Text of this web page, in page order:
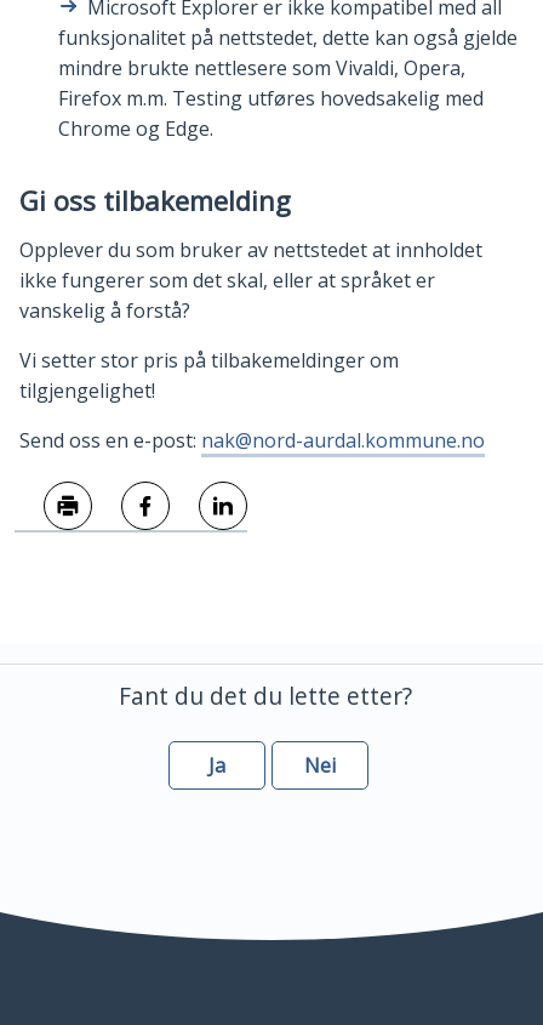
Microsoft Explorer er ikke kompatibel med all
funksjonalitet på nettstedet, dette kan også gjelde
mindre brukte nettlesere som Vivaldi, Opera,
Firefox m.m. Testing utføres hovedsakelig med
Chrome og Edge.
Gi oss tilbakemelding
Opplever du som bruker av nettstedet at innholdet
ikke fungerer som det skal, eller at språket er
vanskelig å forstå?
Vi setter stor pris på tilbakemeldinger om
tilgjengelighet!
Send oss en e-post: nak@nord-aurdal.kommune.no
Fant du det du lette etter?
Ja Nei